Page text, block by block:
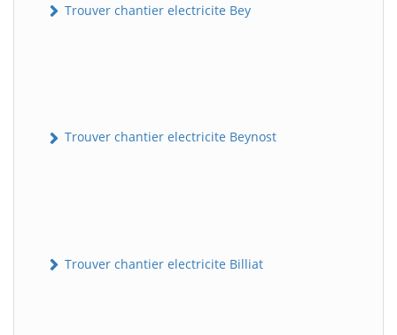
Trouver chantier electricite Bey
Trouver chantier electricite Beynost
Trouver chantier electricite Billiat